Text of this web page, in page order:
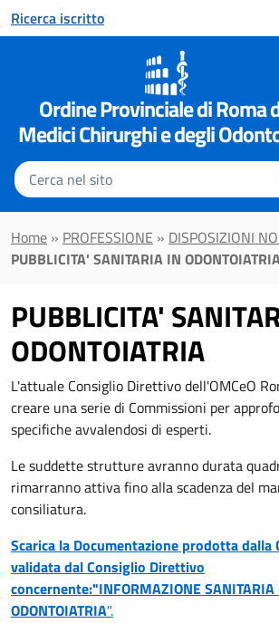
al contenuto principale
Ricerca iscritto
Ordine Provinciale di Roma
Medici Chirurghi e degli
Inserisci
il
testo
da
cercare
Home » PROFESSIONE » DISPOSIZIONI
PUBBLICITA' SANITARIA IN
PUBBLICITA'
ODONTOIATRIA
L'attuale Consiglio Direttivo dell'OMCeO
creare una serie di Commissioni per
specifiche avvalendosi di esperti.
Le suddette strutture avranno durata
rimarranno attiva fino alla scadenza del
consiliatura.
Scarica la Documentazione prodotta dalla
validata dal Consiglio Direttivo
concernente:"INFORMAZIONE SANITARIA
ODONTOIATRIA".